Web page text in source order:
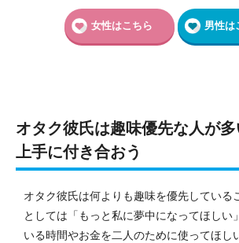
女性はこちら 男性は
オタク彼氏は趣味優先な人が
上手に付き合おう
オタク彼氏は何よりも趣味を優先している
としては「もっと私に夢中になってほしい
いる時間やお金を二人のために使ってほし